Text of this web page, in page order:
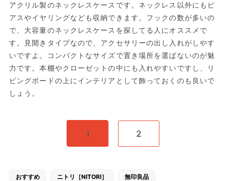
アクリル製のネックレスケースです。ネックレス以外にもピ
アスやイヤリングなども収納できます。フックの数が多いの
で、大容量のネックレスケースを探してる人にオススメで
す。見開きタイプなので、アクセサリーの出し入れがしやす
いですよ。コンパクトなサイズで置き場所を選ばないのが魅
力です。本棚やクローゼットの中にも入れやすいですし、リ
ビングボードの上にインテリアとして飾っておくのも良いで
しょう。
1 2
おすすめ ニトリ［NITORI］ 無印良品